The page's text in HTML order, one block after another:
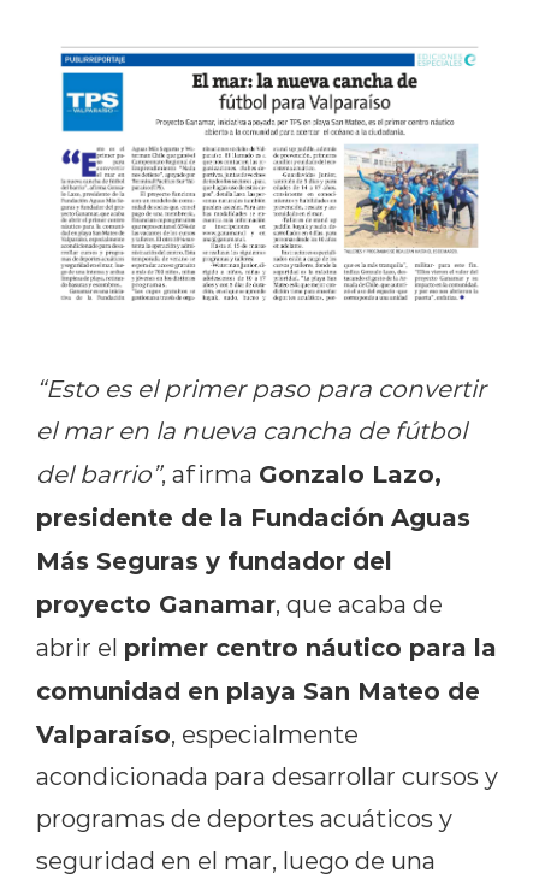
“Esto es el primer paso para convertir
el mar en la nueva cancha de fútbol
del barrio”, afirma Gonzalo Lazo,
presidente de la Fundación Aguas
Más Seguras y fundador del
proyecto Ganamar, que acaba de
abrir el primer centro náutico para la
comunidad en playa San Mateo de
Valparaíso, especialmente
acondicionada para desarrollar cursos y
programas de deportes acuáticos y
seguridad en el mar, luego de una